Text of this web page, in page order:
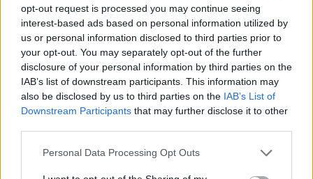
opt-out request is processed you may continue seeing
interest-based ads based on personal information utilized by
us or personal information disclosed to third parties prior to
your opt-out. You may separately opt-out of the further
disclosure of your personal information by third parties on the
IAB’s list of downstream participants. This information may
also be disclosed by us to third parties on the IAB’s List of
Downstream Participants that may further disclose it to other
Personal Data Processing Opt Outs
SCUOLA
“Scegliere bene per partire bene”:
le scuole superiori si presentano a
Parabiago